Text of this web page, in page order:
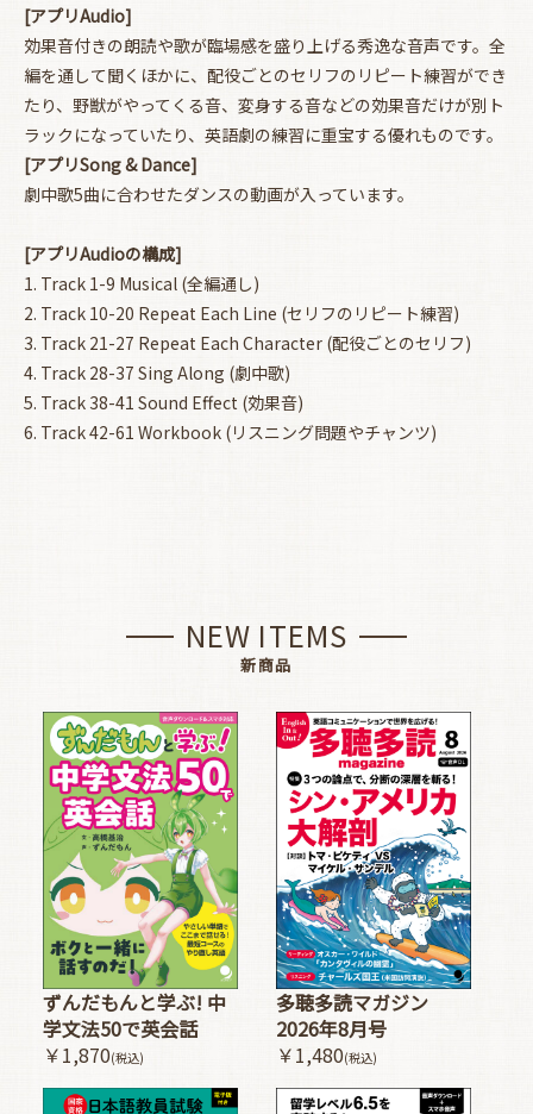
[アプリAudio]
効果音付きの朗読や歌が臨場感を盛り上げる秀逸な音声です。全
編を通して聞くほかに、配役ごとのセリフのリピート練習ができ
たり、野獣がやってくる音、変身する音などの効果音だけが別ト
ラックになっていたり、英語劇の練習に重宝する優れものです。
[アプリSong & Dance]
劇中歌5曲に合わせたダンスの動画が入っています。
[アプリAudioの構成]
1. Track 1-9 Musical (全編通し)
2. Track 10-20 Repeat Each Line (セリフのリピート練習)
3. Track 21-27 Repeat Each Character (配役ごとのセリフ)
4. Track 28-37 Sing Along (劇中歌)
5. Track 38-41 Sound Effect (効果音)
6. Track 42-61 Workbook (リスニング問題やチャンツ)
NEW ITEMS
新商品
ずんだもんと学ぶ! 中
学文法50で英会話
￥1,870(税込)
多聴多読マガジン
2026年8月号
￥1,480(税込)